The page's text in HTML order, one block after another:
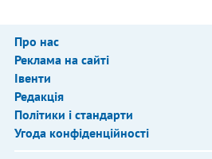
Про нас
Реклама на сайті
Івенти
Редакція
Політики і стандарти
Угода конфіденційності